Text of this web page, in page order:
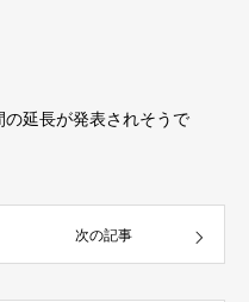
延長が発表されそうで
次の記事